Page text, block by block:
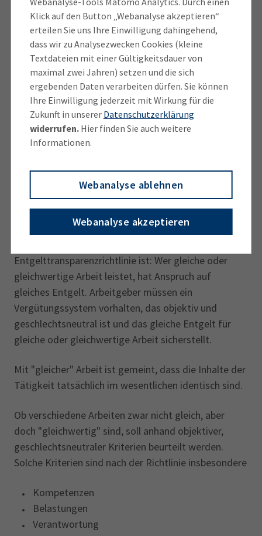
Klick auf den Button „Webanalyse akzeptieren“
erteilen Sie uns Ihre Einwilligung dahingehend,
dass wir zu Analysezwecken Cookies (kleine
Textdateien mit einer Gültigkeitsdauer von
maximal zwei Jahren) setzen und die sich
ergebenden Daten verarbeiten dürfen. Sie können
Ihre Einwilligung jederzeit mit Wirkung für die
Zukunft in unserer Datenschutzerklärung
widerrufen.Hier finden Sie auch weitere
Informationen.
Webanalyse ablehnen
Webanalyse akzeptieren
Entgeltunterschiede (Einzelheiten abhängig von
Unternehmensgröße)
Verfahrenfür Gegenmaßnahmen bei
signifikantem Entgeltgefälle
Sanktionenbei Verstößen
Neben den konkreten Handlungspflichten enthält die
Entgelttransparenzrichtlinie diverse allgemeine
Definitionen, etwa zu den Begriffen „gleiche“ oder
Gleiche oder gleichwertige Arbeit
Wichtigster Anknüpfungspunkt der EU-Richtlinie ist
die „gleiche“ oder „gleichwertige“ Arbeit.
Entgelttransparenzrichtlinie ist: Wer gleiche oder
gleichwertige Arbeit leistet, hat Anspruch auf
gleiches Entgelt. Arbeitgeber müssen ein
Vergütungssystem vorhalten, das objektiv und
geschlechtsneutral ist und das gleiche Entgelt für
gleiche oder gleichwertige Arbeit sicherstellt.
Mit "gleicher" Arbeit ist gemeint, dass die Inhalte der
Tätigkeit tatsächlich im wesentlichen identisch sind.
Ob verschiedene Arbeiten zwar nicht gleich, aber
doch "gleichwertig" sind, soll anhand objektiver,
geschlechtsneutraler Kriterien beurteilt werden.
Solche Kriterien sind nach der Richtlinie insbesondere
Kompetenzen
Belastungen
Verantwortung